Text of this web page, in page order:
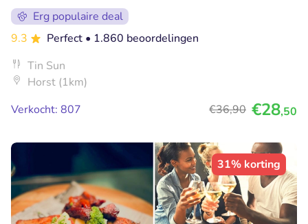
Erg populaire deal
9.3
Perfect • 1.860 beoordelingen
Tin Sun
Horst (1km)
Verkocht: 807
€36,90 €28,50
31% korting